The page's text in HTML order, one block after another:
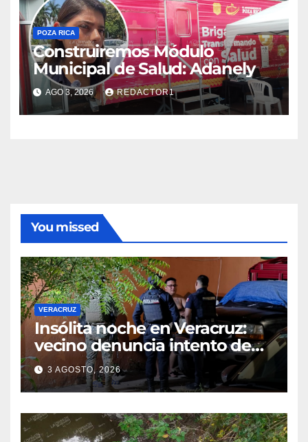
POZA RICA
Construiremos Módulo
Municipal de Salud: Adanely
AGO 3, 2026 REDACTOR1
You missed
VERACRUZ
Insólita noche en Veracruz:
vecino denuncia intento de
cateo tras viralizar video
captado por cámaras de
seguridad
3 AGOSTO, 2026